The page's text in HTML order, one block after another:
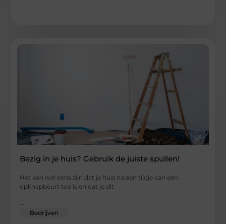
Bezig in je huis? Gebruik de juiste spullen!
Het kan wel eens zijn dat je huis na een tijdje aan een
opknapbeurt toe is en dat je dit
...
Bedrijven